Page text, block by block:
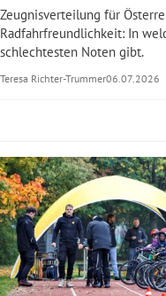
Untermenü
Untermenü
Untermenü
Untermenü
Zeugnisverteilung für
Radfahrfreundlichkeit: In
schlechtesten Noten gibt.
Teresa Richter-Trummer06.07.2026